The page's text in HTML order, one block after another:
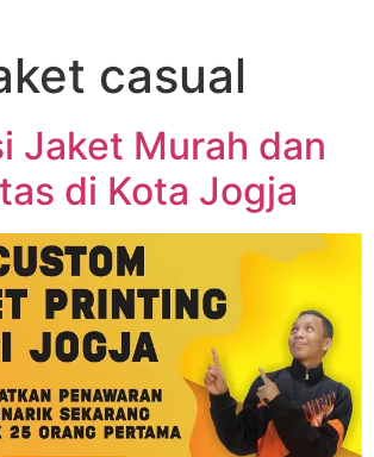
casual
Jaket Murah dan
di Kota Jogja